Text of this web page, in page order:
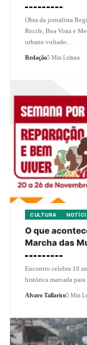
Obra da jornalista
Recife, Boa Vista e
urbano voltado…
Redação5 Min Leitura
CULTURA
O que
Marcha das
Encontro celebra 10
histórica marcada
Alvaro Tallarico5 Min